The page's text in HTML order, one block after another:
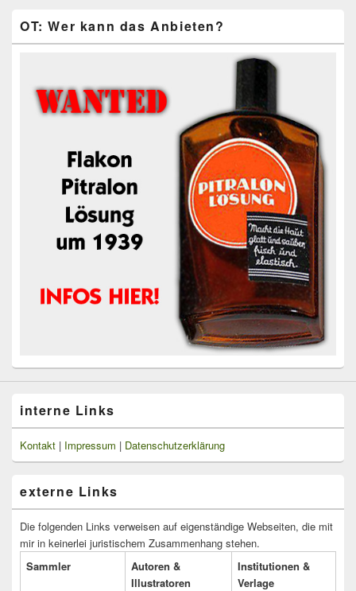
OT: Wer kann das Anbieten?
interne Links
Kontakt | Impressum | Datenschutzerklärung
externe Links
Die folgenden Links verweisen auf eigenständige Webseiten, die mit
mir in keinerlei juristischem Zusammenhang stehen.
Sammler
Autoren &
Illustratoren
Institutionen &
Verlage